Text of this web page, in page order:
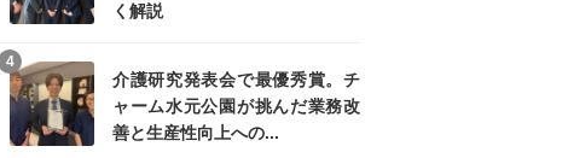
く解説
介護研究発表会で最優秀賞。チ
ャーム水元公園が挑んだ業務改
善と生産性向上への...
4